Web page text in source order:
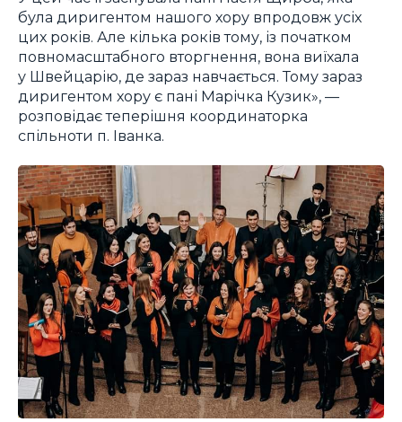
була диригентом нашого хору впродовж усіх
цих років. Але кілька років тому, із початком
повномасштабного вторгнення, вона виїхала
у Швейцарію, де зараз навчається. Тому зараз
диригентом хору є пані Марічка Кузик», —
розповідає теперішня координаторка
спільноти п. Іванка.